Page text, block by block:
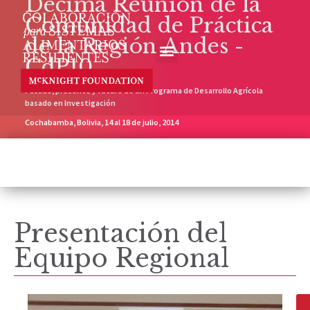
Comunidad de Práctica
de la Región Andes -
CdP10
Pasado, presente y futuro de un Programa de Desarrollo Agrícola
basado en Investigación
Cochabamba, Bolivia, 14 al 18 de julio, 2014
Presentación del
Equipo Regional